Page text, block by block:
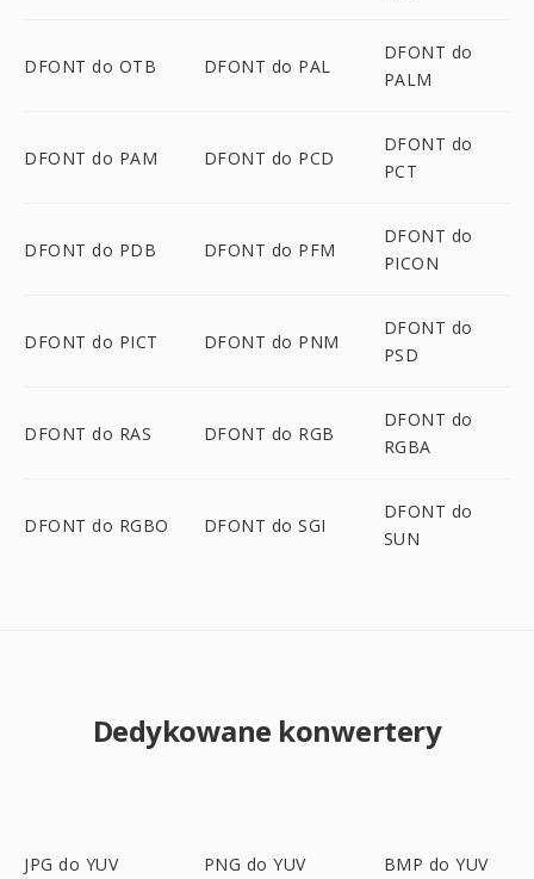
DFONT do OTB DFONT do PAL
DFONT do
PALM
DFONT do PAM DFONT do PCD
DFONT do
PCT
DFONT do PDB DFONT do PFM
DFONT do
PICON
DFONT do PICT DFONT do PNM
DFONT do
PSD
DFONT do RAS DFONT do RGB
DFONT do
RGBA
DFONT do RGBO DFONT do SGI
DFONT do
SUN
Dedykowane konwertery
JPG do YUV PNG do YUV BMP do YUV